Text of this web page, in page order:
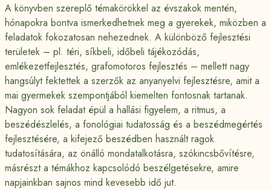
A könyvben szereplő témakörökkel az évszakok mentén,
hónapokra bontva ismerkedhetnek meg a gyerekek, miközben a
feladatok fokozatosan nehezednek. A különböző fejlesztési
területek – pl. téri, síkbeli, időbeli tájékozódás,
emlékezetfejlesztés, grafomotoros fejlesztés – mellett nagy
hangsúlyt fektettek a szerzők az anyanyelvi fejlesztésre, amit a
mai gyermekek szempontjából kiemelten fontosnak tartanak.
Nagyon sok feladat épül a hallási figyelem, a ritmus, a
beszédészlelés, a fonológiai tudatosság és a beszédmegértés
fejlesztésére, a kifejező beszédben használt ragok
tudatosítására, az önálló mondatalkotásra, szókincsbővítésre,
másrészt a témákhoz kapcsolódó beszélgetésekre, amire
napjainkban sajnos mind kevesebb idő jut.